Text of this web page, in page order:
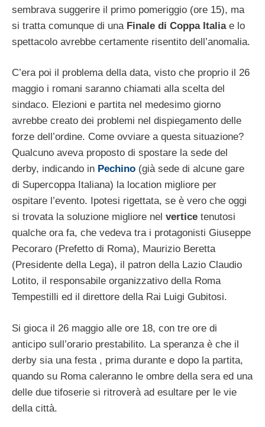
sembrava suggerire il primo pomeriggio (ore 15), ma
si tratta comunque di una Finale di Coppa Italiae lo
spettacolo avrebbe certamente risentito dell’anomalia.
C’era poi il problema della data, visto che proprio il 26
maggio i romani saranno chiamati alla scelta del
sindaco. Elezioni e partita nel medesimo giorno
avrebbe creato dei problemi nel dispiegamento delle
forze dell’ordine. Come ovviare a questa situazione?
Qualcuno aveva proposto di spostare la sede del
derby, indicando in Pechino (già sede di alcune gare
di Supercoppa Italiana) la location migliore per
ospitare l’evento. Ipotesi rigettata, se è vero che oggi
si trovata la soluzione migliore nel vertice tenutosi
qualche ora fa, che vedeva tra i protagonisti Giuseppe
Pecoraro (Prefetto di Roma), Maurizio Beretta
(Presidente della Lega), il patron della Lazio Claudio
Lotito, il responsabile organizzativo della Roma
Tempestilli ed il direttore della Rai Luigi Gubitosi.
Si gioca il 26 maggio alle ore 18, con tre ore di
anticipo sull’orario prestabilito. La speranza è che il
derby sia una festa , prima durante e dopo la partita,
quando su Roma caleranno le ombre della sera ed una
delle due tifoserie si ritroverà ad esultare per le vie
della città.